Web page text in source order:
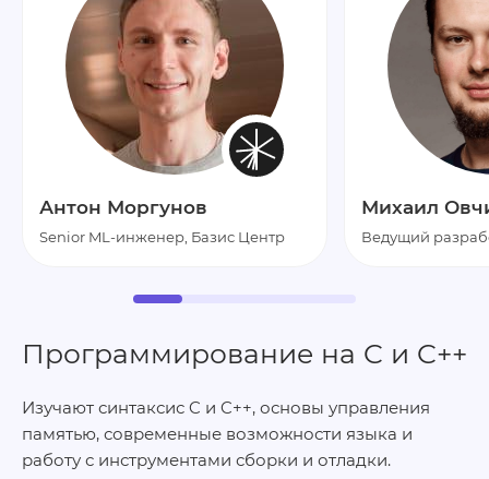
Антон Моргунов
Senior ML-инженер, Базис Центр
Михаил
Ведущий
Программирование на C и C++
Изучают синтаксис C и C++, основы управления
памятью, современные возможности языка и
работу с инструментами сборки и отладки.